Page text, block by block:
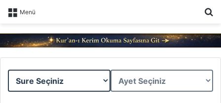
Menü
Sure
Ayet